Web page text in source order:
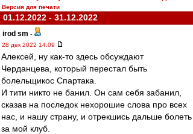
Версия для печати
01.12.2022 - 31.12.2022
irod sm -
28 дек 2022 14:09
Алексей, ну как-то здесь обсуждают
Черданцева, который перестал быть
болельщикос Спартака.
И тити никто не банил. Он сам себя забанил,
сказав на последок нехорошие слова про всех
нас, и нашу страну, и отрекшись дальше болеть
за мой клуб.